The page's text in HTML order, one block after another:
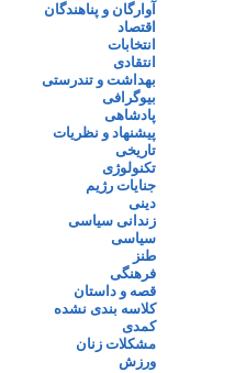
آوارگان و پناهندگان
اقتصاد
انتخابات
انتقادی
بهداشت و تندرستی
بیوگرافی
پادشاهی
پیشنهاد و نظریات
تاریخی
تکنولوژی
جنایات رژیم
دینی
زندانی سیاسی
سیاسی
طنز
فرهنگی
قصه و داستان
کلاسه بندی نشده
کمدی
مشکلات زنان
ورزش